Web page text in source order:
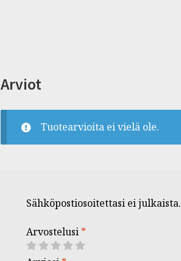
Arviot
Tuotearvioita ei vielä ole.
Sähköpostiosoitettasi ei julkaista.
Arvostelusi *